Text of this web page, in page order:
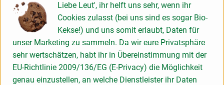
Zutaten
Produktdatenblatt
Liebe Leut', ihr helft uns sehr, wenn ihr
Cookies zulasst (bei uns sind es sogar Bio-
Kekse!) und uns somit erlaubt, Daten für
unser Marketing zu sammeln. Da wir eure Privatsphäre
sehr wertschätzen, habt ihr in Übereinstimmung mit der
EU-Richtlinie 2009/136/EG (E-Privacy) die Möglichkeit
genau einzustellen, an welche Dienstleister ihr Daten